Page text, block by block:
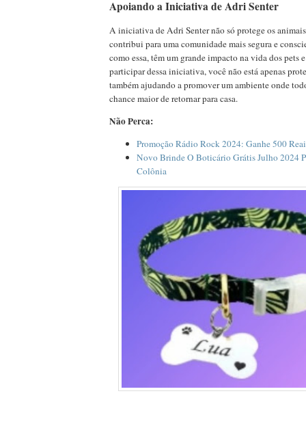
Apoiando a Iniciativa de Adri Senter
A iniciativa de Adri Senter não só protege os
contribui para uma comunidade mais segura e
como essa, têm um grande impacto na vida dos pets
participar dessa iniciativa, você não está apenas
também ajudando a promover um ambiente onde
chance maior de retornar para casa.
Não Perca:
Promoção Rádio Rock 2024: Ganhe 500
Novo Brinde O Boticário Grátis Julho 2024
Colônia